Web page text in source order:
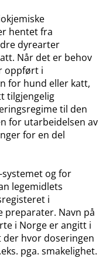
hentet fra
dyrearter
Når det er behov
oppført i
for hund eller katt,
tilgjengelig
til den
for utarbeidelsen av
for en del
og for
legemidlets
i
preparater. Navn på
i Norge er angitt i
der hvor doseringen
pga. smakelighet.